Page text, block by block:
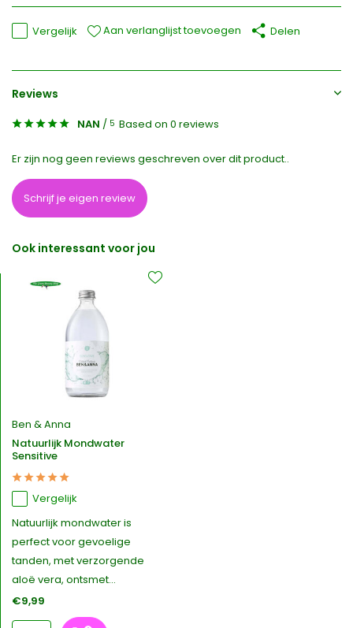
Vergelijk Aan verlanglijst toevoegen Delen
Reviews
NAN / 5 Based on 0 reviews
Er zijn nog geen reviews geschreven over dit product..
Schrijf je eigen review
Ook interessant voor jou
Ben & Anna
Natuurlijk Mondwater
Sensitive
Vergelijk
Natuurlijk mondwater is
perfect voor gevoelige
tanden, met verzorgende
aloë vera, ontsmet...
€9,99